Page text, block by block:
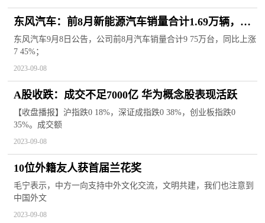
东风汽车：前8月新能源汽车销量合计1.69万辆，同
比上涨35.96%
东风汽车9月8日公告，公司前8月汽车销量合计9 75万台，同比上涨
7 45%；
2023-09-08
A股收跌：成交不足7000亿 华为概念股表现活跃
【收盘播报】沪指跌0 18%，深证成指跌0 38%，创业板指跌0
35%。成交额
2023-09-08
10位外籍友人获首届兰花奖
毛宁表示，中方一向支持中外文化交流，文明共建，我们也注意到
中国外文
2023-09-08